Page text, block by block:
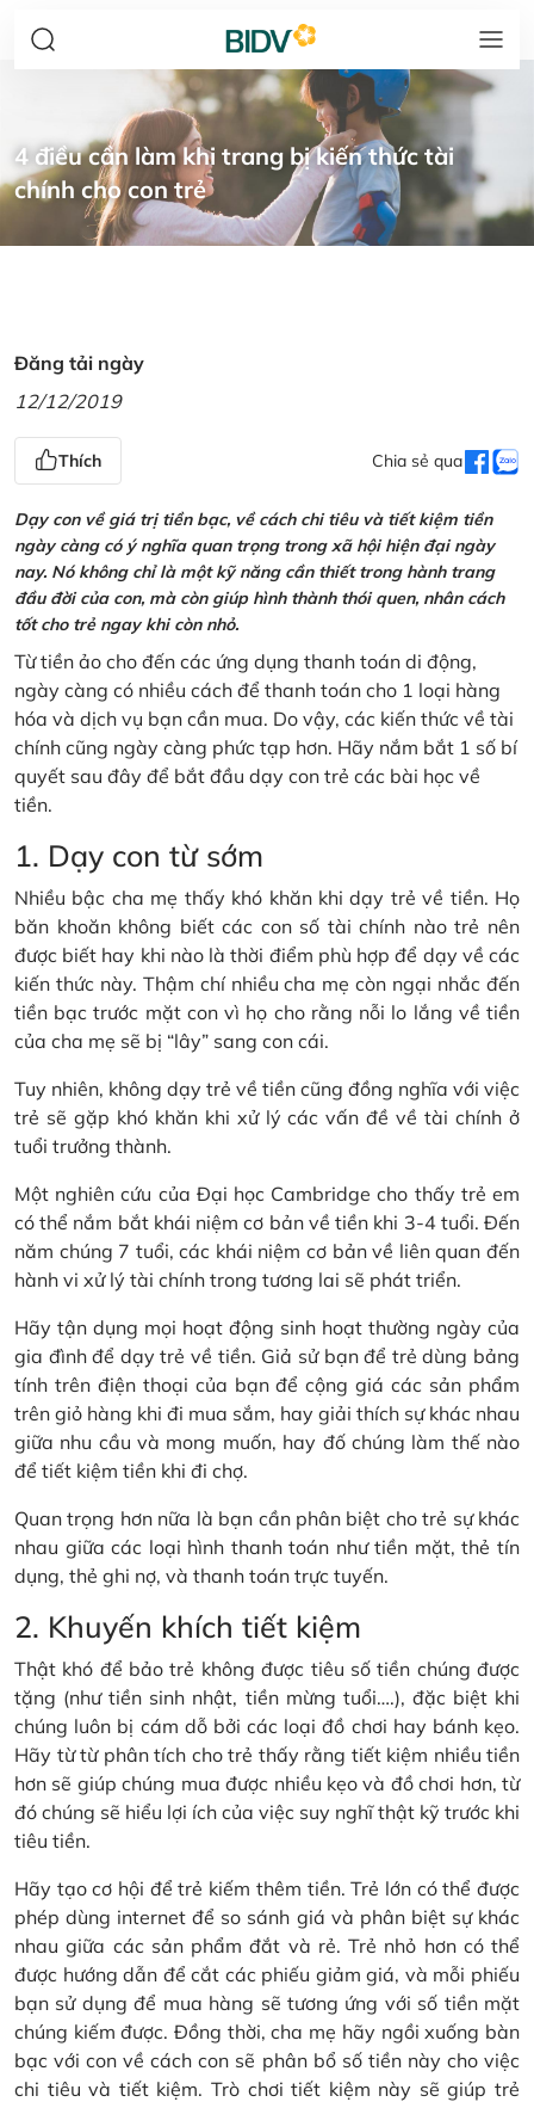
4 điều cần làm khi trang bị kiến thức tài
chính cho con trẻ
Đăng tải ngày
12/12/2019
Thích Chia sẻ qua
Dạy con về giá trị tiền bạc, về cách chi tiêu và tiết kiệm tiền
ngày càng có ý nghĩa quan trọng trong xã hội hiện đại ngày
nay. Nó không chỉ là một kỹ năng cần thiết trong hành trang
đầu đời của con, mà còn giúp hình thành thói quen, nhân cách
tốt cho trẻ ngay khi còn nhỏ.
Từ tiền ảo cho đến các ứng dụng thanh toán di động,
ngày càng có nhiều cách để thanh toán cho 1 loại hàng
hóa và dịch vụ bạn cần mua. Do vậy, các kiến thức về tài
chính cũng ngày càng phức tạp hơn. Hãy nắm bắt 1 số bí
quyết sau đây để bắt đầu dạy con trẻ các bài học về
tiền.
1. Dạy con từ sớm
Nhiều bậc cha mẹ thấy khó khăn khi dạy trẻ về tiền. Họ
băn khoăn không biết các con số tài chính nào trẻ nên
được biết hay khi nào là thời điểm phù hợp để dạy về các
kiến thức này. Thậm chí nhiều cha mẹ còn ngại nhắc đến
tiền bạc trước mặt con vì họ cho rằng nỗi lo lắng về tiền
của cha mẹ sẽ bị “lây” sang con cái.
Tuy nhiên, không dạy trẻ về tiền cũng đồng nghĩa với việc
trẻ sẽ gặp khó khăn khi xử lý các vấn đề về tài chính ở
tuổi trưởng thành.
Một nghiên cứu của Đại học Cambridge cho thấy trẻ em
có thể nắm bắt khái niệm cơ bản về tiền khi 3-4 tuổi. Đến
năm chúng 7 tuổi, các khái niệm cơ bản về liên quan đến
hành vi xử lý tài chính trong tương lai sẽ phát triển.
Hãy tận dụng mọi hoạt động sinh hoạt thường ngày của
gia đình để dạy trẻ về tiền. Giả sử bạn để trẻ dùng bảng
tính trên điện thoại của bạn để cộng giá các sản phẩm
trên giỏ hàng khi đi mua sắm, hay giải thích sự khác nhau
giữa nhu cầu và mong muốn, hay đố chúng làm thế nào
để tiết kiệm tiền khi đi chợ.
Quan trọng hơn nữa là bạn cần phân biệt cho trẻ sự khác
nhau giữa các loại hình thanh toán như tiền mặt, thẻ tín
dụng, thẻ ghi nợ, và thanh toán trực tuyến.
2. Khuyến khích tiết kiệm
Thật khó để bảo trẻ không được tiêu số tiền chúng được
tặng (như tiền sinh nhật, tiền mừng tuổi….), đặc biệt khi
chúng luôn bị cám dỗ bởi các loại đồ chơi hay bánh kẹo.
Hãy từ từ phân tích cho trẻ thấy rằng tiết kiệm nhiều tiền
hơn sẽ giúp chúng mua được nhiều kẹo và đồ chơi hơn, từ
đó chúng sẽ hiểu lợi ích của việc suy nghĩ thật kỹ trước khi
tiêu tiền.
Hãy tạo cơ hội để trẻ kiếm thêm tiền. Trẻ lớn có thể được
phép dùng internet để so sánh giá và phân biệt sự khác
nhau giữa các sản phẩm đắt và rẻ. Trẻ nhỏ hơn có thể
được hướng dẫn để cắt các phiếu giảm giá, và mỗi phiếu
bạn sử dụng để mua hàng sẽ tương ứng với số tiền mặt
chúng kiếm được. Đồng thời, cha mẹ hãy ngồi xuống bàn
bạc với con về cách con sẽ phân bổ số tiền này cho việc
chi tiêu và tiết kiệm. Trò chơi tiết kiệm này sẽ giúp trẻ